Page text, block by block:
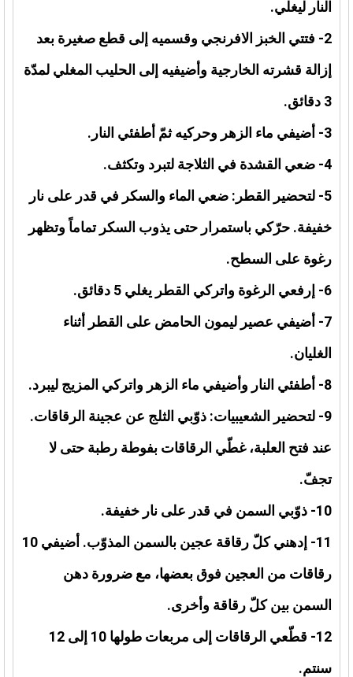
النار ليغلي.
2- فتتي الخبز الافرنجي وقسميه إلى قطع صغيرة بعد
إزالة قشرته الخارجية وأضيفيه إلى الحليب المغلي لمدّة
3 دقائق.
3- أضيفي ماء الزهر وحركيه ثمّ أطفئي النار.
4- ضعي القشدة في الثلاجة لتبرد وتكثف.
5- لتحضير القطر: ضعي الماء والسكر في قدر على نار
خفيفة. حرّكي باستمرار حتى يذوب السكر تماماً وتظهر
رغوة على السطح.
6- إرفعي الرغوة واتركي القطر يغلي 5 دقائق.
7- أضيفي عصير ليمون الحامض على القطر أثناء
الغليان.
8- أطفئي النار وأضيفي ماء الزهر واتركي المزيج ليبرد.
9- لتحضير الشعيبيات: ذوّبي الثلج عن عجينة الرقاقات.
عند فتح العلبة، غطّي الرقاقات بفوطة رطبة حتى لا
تجفّ.
10- ذوّبي السمن في قدر على نار خفيفة.
11- إدهني كلّ رقاقة عجين بالسمن المذوّب. أضيفي 10
رقاقات من العجين فوق بعضها، مع ضرورة دهن
السمن بين كلّ رقاقة وأخرى.
12- قطّعي الرقاقات إلى مربعات طولها 10 إلى 12
سنتم.